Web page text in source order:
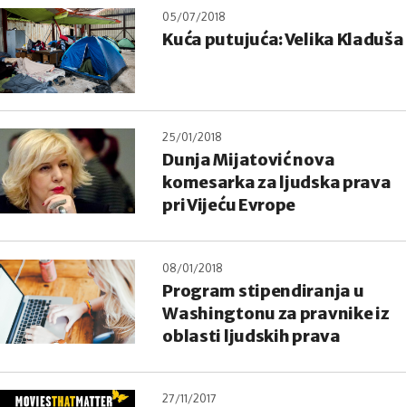
05/07/2018
Kuća putujuća: Velika Kladuša
25/01/2018
Dunja Mijatović nova
komesarka za ljudska prava
pri Vijeću Evrope
08/01/2018
Program stipendiranja u
Washingtonu za pravnike iz
oblasti ljudskih prava
27/11/2017